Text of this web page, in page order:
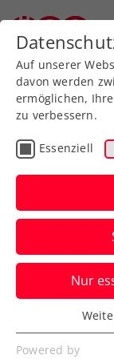
Zurück
Turniere
ATP
Indes gibt
München,
Weissborn
Auf unserer
davon werden
ermöglichen,
zu verbessern.
Essenziell
Nur
Essenziell
Essenzielle
Powered by